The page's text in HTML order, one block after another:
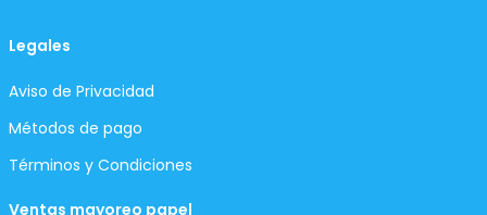
Legales
Aviso de Privacidad
Métodos de pago
Términos y Condiciones
Ventas mayoreo papel